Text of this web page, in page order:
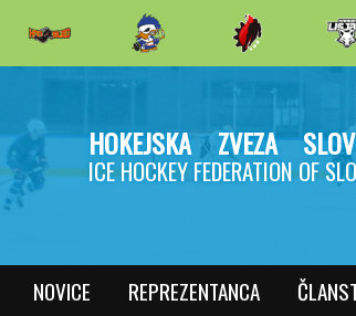
HOKEJSKA ZVEZA
ICE HOCKEY FEDERATION OF
NOVICE REPREZENTANCA